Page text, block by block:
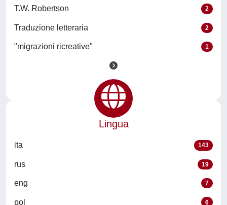
T.W. Robertson 2
Traduzione letteraria 2
"migrazioni ricreative" 1
Lingua
ita 143
rus 19
eng 7
pol 6